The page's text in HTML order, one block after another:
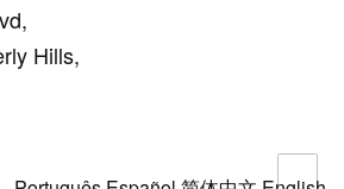
Hills,